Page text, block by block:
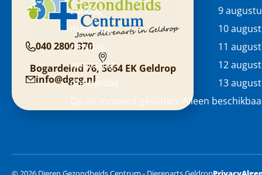
040 2800 370
Bogardeind 76, 5664 EK Geldrop
info@dgcg.nl
zondag
9
maandag
10
dinsdag
11
woensdag
12
donderdag
13
Op dit moment gesloten. Alleen